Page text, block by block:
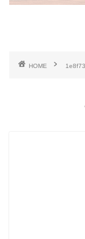
HOME